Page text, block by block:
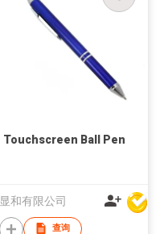
Touchscreen Ball Pen
显和有限公司
查询